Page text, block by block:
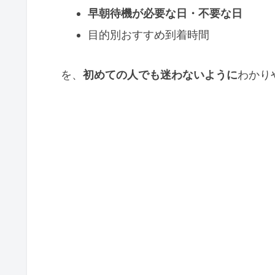
早朝待機が必要な日・不要な日
目的別おすすめ到着時間
を、 初めての人でも迷わないようにわかり